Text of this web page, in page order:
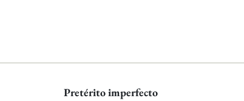
Pretérito imperfecto